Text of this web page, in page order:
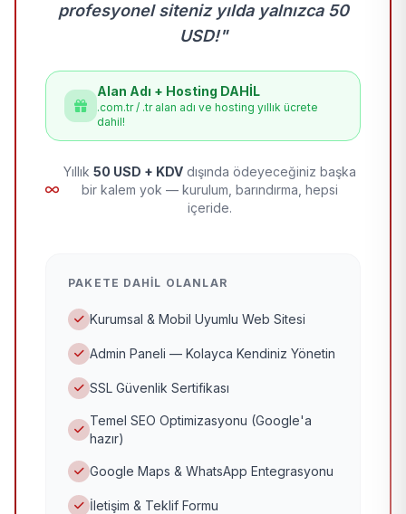
profesyonel siteniz yılda yalnızca 50
USD!"
Alan Adı + Hosting DAHİL
.com.tr / .tr alan adı ve hosting yıllık ücrete
dahil!
Yıllık 50 USD + KDV dışında ödeyeceğiniz başka
bir kalem yok — kurulum, barındırma, hepsi
içeride.
PAKETE DAHIL OLANLAR
Kurumsal & Mobil Uyumlu Web Sitesi
Admin Paneli — Kolayca Kendiniz Yönetin
SSL Güvenlik Sertifikası
Temel SEO Optimizasyonu (Google'a
hazır)
Google Maps & WhatsApp Entegrasyonu
İletişim & Teklif Formu